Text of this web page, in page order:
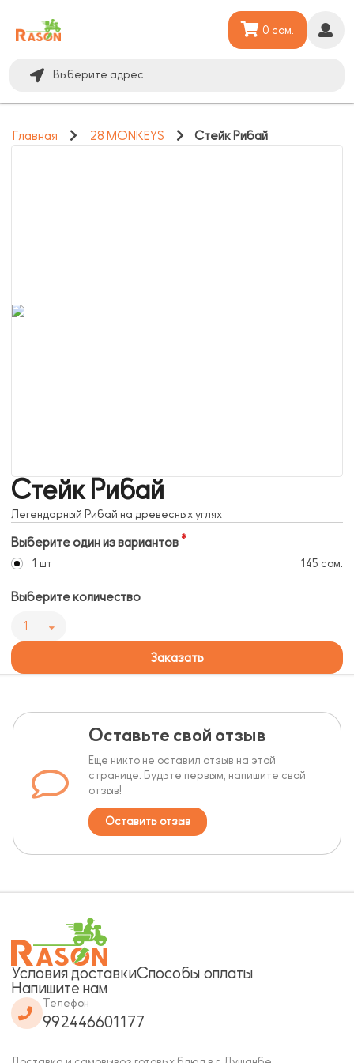
Выберите адрес
0 сом.
Главная 28 MONKEYS Стейк Рибай
Стейк Рибай
Легендарный Рибай на древесных углях
Выберите один из вариантов
1 шт 145 сом.
Выберите количество
1
Заказать
Оставьте свой отзыв
Еще никто не оставил отзыв на этой
странице. Будьте первым, напишите свой
отзыв!
Оставить отзыв
Условия доставкиСпособы оплаты
Напишите нам
Телефон
992446601177